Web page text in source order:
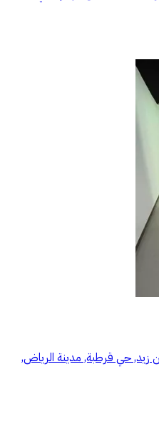
زيد, حي قرطبة, مدينة الرياض,